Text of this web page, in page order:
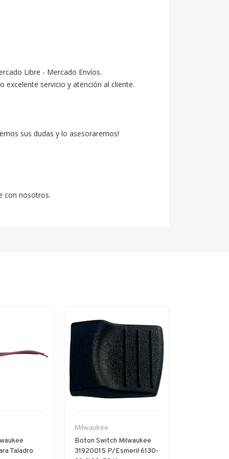
Libre - Mercado Envíos.
servicio y atención al cliente.
sus dudas y lo asesoraremos!
con nosotros.
Taladro
Milwaukee
Boton Switch Milwaukee
31920015 P/esmeril 6130-